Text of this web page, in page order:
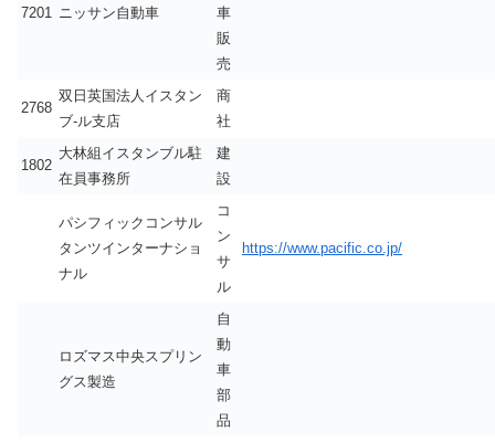
7201 ニッサン自動車
車
販
売
2768
双日英国法人イスタン
ブ-ル支店
商
社
1802
大林組イスタンブル駐
在員事務所
建
設
パシフィックコンサル
タンツインターナショ
ナル
コ
ン
サ
ル
https://www.pacific.co.jp/
ロズマス中央スプリン
グス製造
自
動
車
部
品